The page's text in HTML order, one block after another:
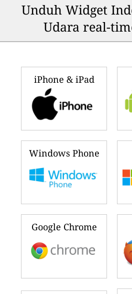
Unduh Widget
Udara real-
iPhone & iPad
Windows Phone
Google Chrome